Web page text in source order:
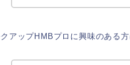
アップHMBプロに興味のある